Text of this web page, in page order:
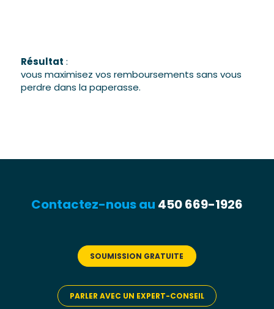
Résultat :
vous maximisez vos remboursements sans vous
perdre dans la paperasse.
Contactez-nous au 450 669-1926
SOUMISSION GRATUITE
PARLER AVEC UN EXPERT-CONSEIL